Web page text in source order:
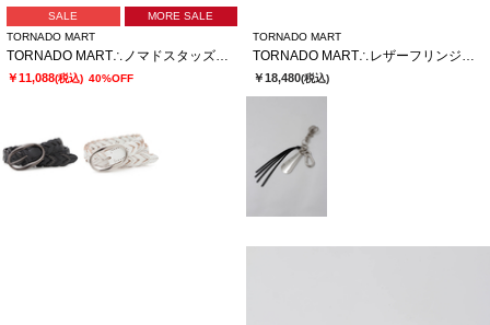
SALE
MORE SALE
TORNADO MART
TORNADO MART∴ノマドスタッズメッシュベルト
￥11,088(税込) 40%OFF
TORNADO MART
TORNADO MART∴レザーフリンジキーチャーム
￥18,480(税込)